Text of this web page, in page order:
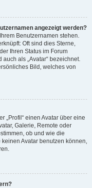
angezeigt werden?
Benutzernamen stehen.
Oft sind dies Sterne,
Ihren Status im Forum
als „Avatar“ bezeichnet.
Bild, welches von
„Profil“ einen Avatar über eine
Galerie, Remote oder
ob und wie die
Avatar benutzen können,